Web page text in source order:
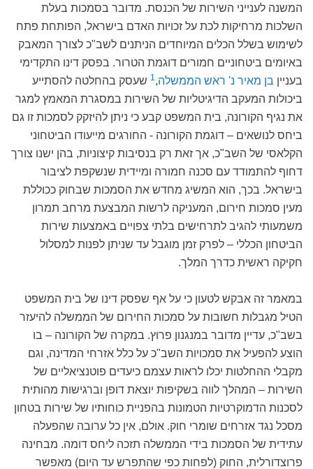
המשנה לענייני השירות של הכנסת. מדובר בסמכות בעלת
השלכות מרחיקות לכת על זכויות האדם בישראל, הפותחת פתח
לשימוש בשלל הכלים המיוחדים הניתנים לשב"כ לצורך המאבק
באיומים ביטחוניים חמורים דוגמת הטרור. בפסק דינו התקדימי
בעניין בן מאיר נ' ראש הממשלה,
1 שעסק בהחלטה להסתייע
ביכולות המעקב הדיגיטליות של השירות במסגרת המאמץ למגר
את נגיף הקורונה, בית המשפט קבע כי ניתן להיזקק לסמכות זו גם
ביחס לנושאים – דוגמת הקורונה - החורגים מייעודו הביטחוני
הקלאסי של השב"כ, אך זאת רק בנסיבות קיצוניות, בהן ישנו צורך
דחוף להתמודד עם סכנה חמורה ומיידית שנשקפת לציבור
בישראל. בכך, הוא המשיג מחדש את הסמכות שבחוק ככוללת
מעין סמכות חירום, המעניקה לרשות המבצעת מרחב תמרון
משמעותי להגיב לתרחישים בלתי צפויים באמצעות שירות
הביטחון הכללי – לפרק זמן מוגבל עד שניתן לפנות למסלול
חקיקה ראשית כדרך המלך.
במאמר זה אבקש לטעון כי על אף שפסק דינו של בית המשפט
הטיל מגבלות חשובות על סמכות החירום של הממשלה להיעזר
בשב"כ, עדיין מדובר במנגנון פרוץ. במקרה של הקורונה – בו
הוצע להפעיל את סמכויות השב"כ על כלל אזרחי המדינה, וגם
מקבלי ההחלטות יכלו לראות עצמם כיעדים פוטנציאליים של
השירות – המהלך לווה בשקיפות יוצאת דופן וברגישות מהותית
לסכנות הדמוקרטיות הטמונות בהפניית כוחותיו של שירות בטחון
מסכל נגד אזרחים שומרי חוק. אולם, אין כל ערובה שהפעלה
עתידית של הסמכות בידי הממשלה תזכה ליחס דומה. מבחינה
פרוצדורלית, החוק (לפחות כפי שהתפרש עד היום) מאפשר